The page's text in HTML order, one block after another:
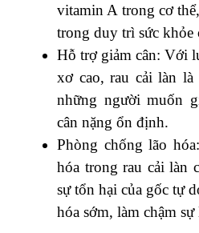
vitamin A trong cơ
trong duy trì sức khỏe
Hỗ trợ giảm cân: Với
xơ cao, rau cải làn
những người muốn
cân nặng ổn định.
Phòng chống lão
hóa trong rau cải làn
sự tổn hại của gốc tự
hóa sớm, làm chậm sự